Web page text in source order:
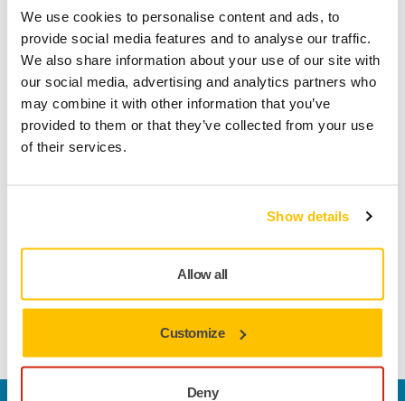
We use cookies to personalise content and ads, to
provide social media features and to analyse our traffic.
We also share information about your use of our site with
our social media, advertising and analytics partners who
may combine it with other information that you’ve
provided to them or that they’ve collected from your use
of their services.
Show details
Allow all
Customize
Deny
Geen verzendkosten bij bestellingen vanaf €50,- incl.
btw
Veilige betaling
Track & Trace
Downloads
Schuimproduct voor het verzorgen van krassen. Onderdeel
van het Mirka Golden Finish System - de snelle en
eenvoudige oplossing voor na het lakken.